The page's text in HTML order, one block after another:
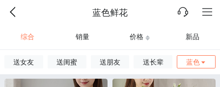
蓝色鲜花
综合 销量 价格 新品
送女友 送闺蜜 送朋友 送长辈 蓝色